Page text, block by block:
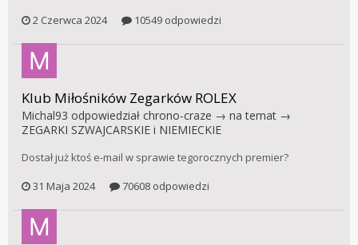
2 Czerwca 2024
10549 odpowiedzi
Klub Miłośników Zegarków ROLEX
Michal93 odpowiedział chrono-craze → na temat →
ZEGARKI SZWAJCARSKIE i NIEMIECKIE
Dostał już ktoś e-mail w sprawie tegorocznych premier?
31 Maja 2024
70608 odpowiedzi